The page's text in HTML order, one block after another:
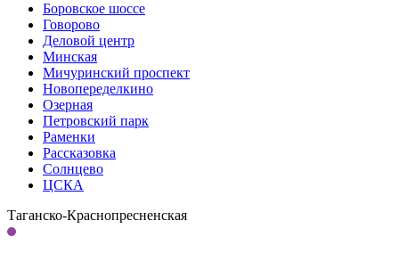
Боровское шоссе
Говорово
Деловой центр
Минская
Мичуринский проспект
Новопеределкино
Озерная
Петровский парк
Раменки
Рассказовка
Солнцево
ЦСКА
Таганско-Краснопресненская